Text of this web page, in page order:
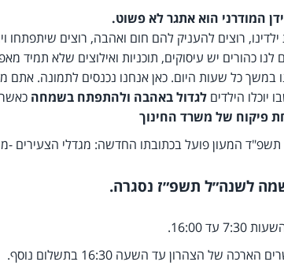
המודרני הוא אתגר לא פשוט.
ילדינו, רוצים להעניק להם חום ואהבה, רוצים שיתפתחו
לנו כהורים יש עיסוקים, תוכניות ואילוצים שלא תמיד
במשך כל שעות היום. כאן אנחנו נכנסים לתמונה. אתם
יוכלו הילדים לגדול באהבה ולהתפתח בשמחה
פיקוח של משרד החינוך
המעון פועל בכתובתו החדשה: מגדלי הצעירים -מנחם
לשנה״ל תשפ״ז נסגרה.
עד 16:00.
של הצהרון עד השעה 16:30 בתשלום נוסף.